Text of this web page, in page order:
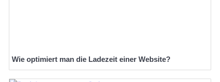
Wie optimiert man die Ladezeit einer Website?